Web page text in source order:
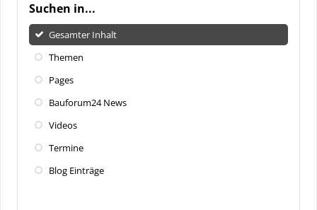
Suchen in...
Gesamter Inhalt
Themen
Pages
Bauforum24 News
Videos
Termine
Blog Einträge